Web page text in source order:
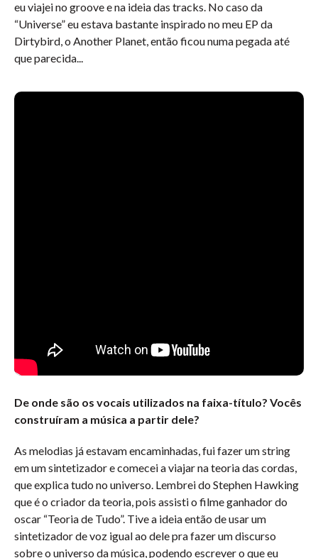
eu viajei no groove e na ideia das tracks. No caso da
“Universe” eu estava bastante inspirado no meu EP da
Dirtybird, o Another Planet, então ficou numa pegada até
que parecida...
De onde são os vocais utilizados na faixa-título? Vocês
construíram a música a partir dele?
As melodias já estavam encaminhadas, fui fazer um string
em um sintetizador e comecei a viajar na teoria das cordas,
que explica tudo no universo. Lembrei do Stephen Hawking
que é o criador da teoria, pois assisti o filme ganhador do
oscar “Teoria de Tudo”. Tive a ideia então de usar um
sintetizador de voz igual ao dele pra fazer um discurso
sobre o universo da música, podendo escrever o que eu